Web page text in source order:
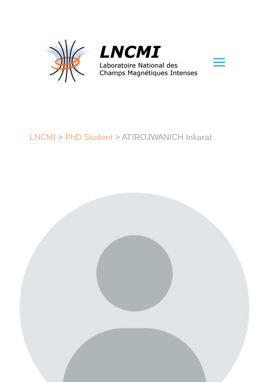
a
LNCMI > PhD Student>ATIROJWANICH Inkarat